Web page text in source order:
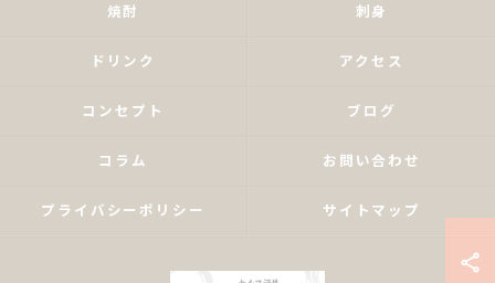
焼酎 刺身
ドリンク アクセス
コンセプト ブログ
コラム お問い合わせ
プライバシーポリシー サイトマップ